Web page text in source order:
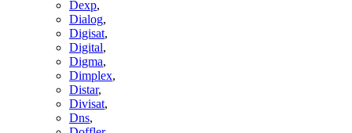
Dexp,
Dialog,
Digisat,
Digital,
Digma,
Dimplex,
Distar,
Divisat,
Dns,